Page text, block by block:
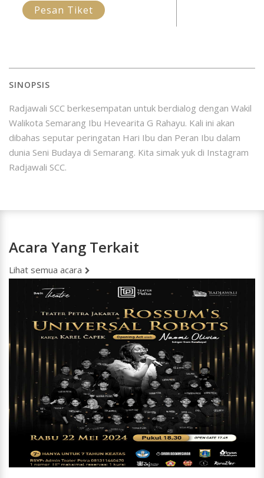
Pesan Tiket
SINOPSIS
Radjawali SCC berkesempatan untuk berdialog dengan Wakil
Walikota Semarang Ibu Hevearita G Rahayu. Kali ini akan
dibahas seputar peringatan Hari Ibu dan Peran Ibu dalam
dunia Seni Budaya di Semarang. Kita simak yuk di Instagram
Radjawali SCC.
Acara Yang Terkait
Lihat semua acara